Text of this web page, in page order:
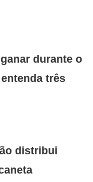
durante o
três
distribui